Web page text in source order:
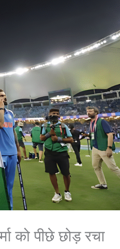
को पीछे छोड़ रचा